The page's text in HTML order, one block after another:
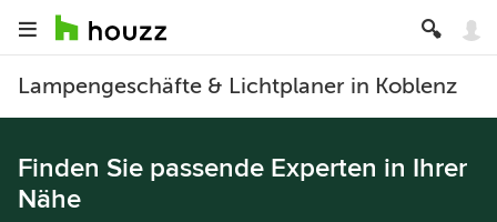
Lampengeschäfte & Lichtplaner in Koblenz
Finden Sie passende Experten in Ihrer
Nähe